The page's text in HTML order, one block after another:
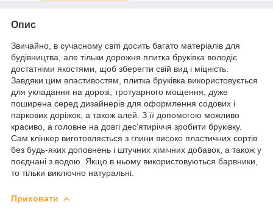
Опис
Звичайно, в сучасному світі досить багато матеріалів для
будівництва, але тільки дорожня плитка бруківка володіє
достатніми якостями, щоб зберегти свій вид і міцність.
Завдяки цим властивостям, плитка бруківка використовується
для укладання на дорозі, тротуарного мощення, дуже
поширена серед дизайнерів для оформлення содових і
паркових доріжок, а також алей. З її допомогою можливо
красиво, а головне на довгі дес’ятиріччя зробити бруківку.
Сам клінкер виготовляється з глини високо пластичних сортів
без будь-яких доповнень і штучних хімічних добавок, а також у
поєднані з водою. Якщо в ньому використовуються барвники,
то тільки виключно натуральні.
Приховати